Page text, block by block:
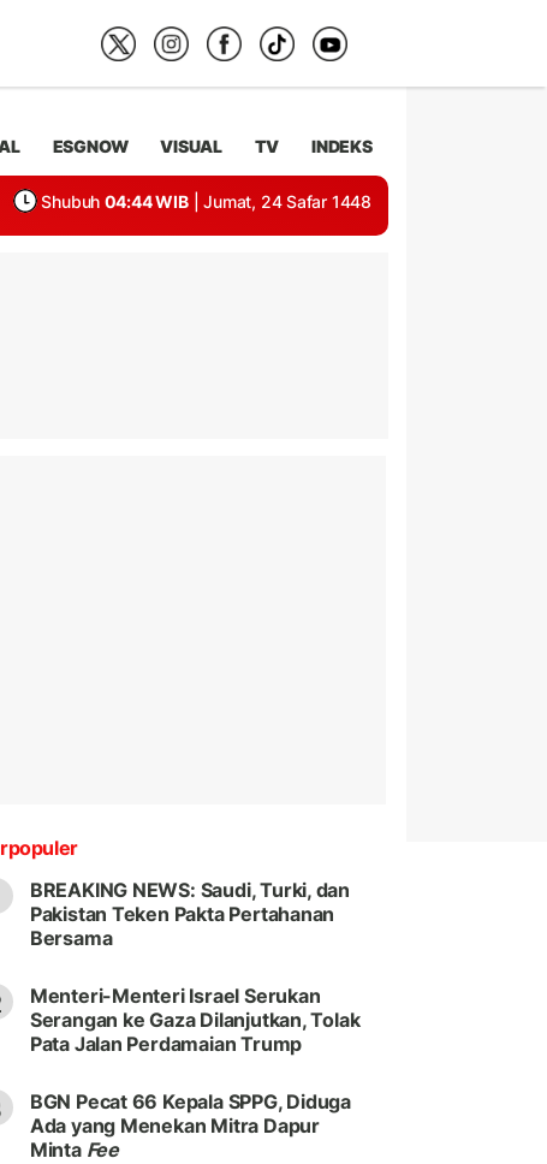
ESGNOW VISUAL TV INDEKS
Shubuh 04:44 WIB | Jumat, 24 Safar 1448
BREAKING NEWS: Saudi, Turki, dan
Pakistan Teken Pakta Pertahanan
Bersama
Menteri-Menteri Israel Serukan
Serangan ke Gaza Dilanjutkan, Tolak
Pata Jalan Perdamaian Trump
BGN Pecat 66 Kepala SPPG, Diduga
Ada yang Menekan Mitra Dapur
Minta Fee